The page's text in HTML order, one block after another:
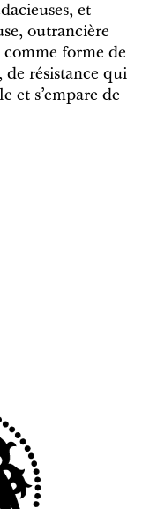
et
outrancière
forme de
de résistance qui
et s’empare de